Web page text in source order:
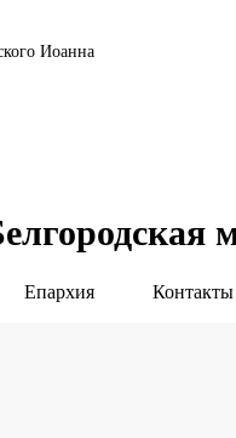
Иоанна
Епархия Контакты